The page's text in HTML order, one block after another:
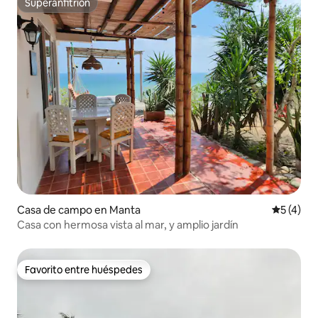
Superanfitrión
Superanfitrión
Casa de campo en Manta
5 (4)
Casa con hermosa vista al mar, y amplio jardín
Favorito entre huéspedes
Favorito entre huéspedes